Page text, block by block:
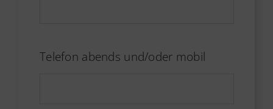
Telefon abends und/oder mobil